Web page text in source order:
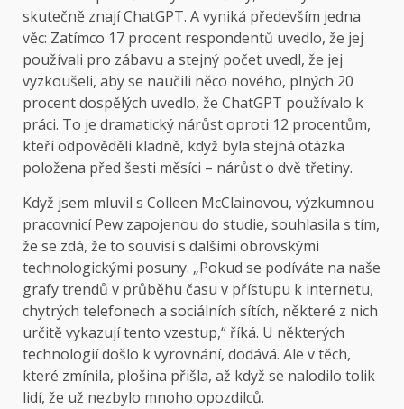
skutečně znají ChatGPT. A vyniká především jedna
věc: Zatímco 17 procent respondentů uvedlo, že jej
používali pro zábavu a stejný počet uvedl, že jej
vyzkoušeli, aby se naučili něco nového, plných 20
procent dospělých uvedlo, že ChatGPT používalo k
práci. To je dramatický nárůst oproti 12 procentům,
kteří odpověděli kladně, když byla stejná otázka
položena před šesti měsíci – nárůst o dvě třetiny.
Když jsem mluvil s Colleen McClainovou, výzkumnou
pracovnicí Pew zapojenou do studie, souhlasila s tím,
že se zdá, že to souvisí s dalšími obrovskými
technologickými posuny. „Pokud se podíváte na naše
grafy trendů v průběhu času v přístupu k internetu,
chytrých telefonech a sociálních sítích, některé z nich
určitě vykazují tento vzestup,“ říká. U některých
technologií došlo k vyrovnání, dodává. Ale v těch,
které zmínila, plošina přišla, až když se nalodilo tolik
lidí, že už nezbylo mnoho opozdilců.